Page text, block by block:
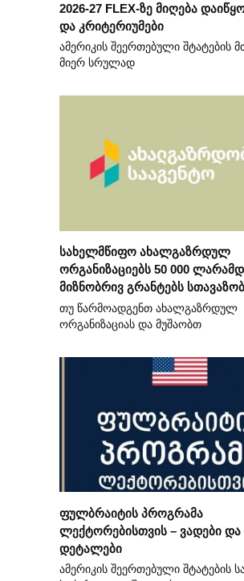
2026-27 FLEX-ზე მიღება
და კრიტერიუმები
ამერიკის შეერთებული შტატების
მიერ სრულად
სახელმწიფო ახალგაზრდულ
ორგანიზაციებს 50 000
მიზნობრივ გრანტებს
თუ წარმოადგენთ ახალგაზრდულ
ორგანიზაციას და მუშაობთ
ფულბრაიტის პროგრამა
ლექტორებისთვის – ვადები და
დეტალები
ამერიკის შეერთებული შტატების